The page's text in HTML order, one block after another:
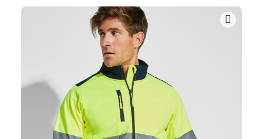
Mail - impulsa@debisual.com
Teléfono - 931 97 40 60
WhatsApp - 634 777 310